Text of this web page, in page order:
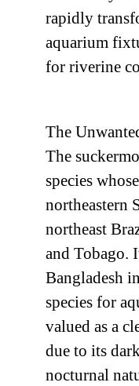
rapidly
aquarium
for riverine
The
The
species
northeastern
northeast
and Tobago.
Bangladesh
species for
valued as a
due to its
nocturnal